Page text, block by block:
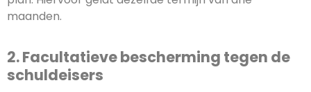
maanden.
2. Facultatieve bescherming tegen de
schuldeisers